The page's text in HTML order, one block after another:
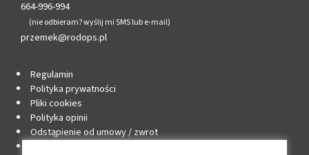
664-996-994
(nie odbieram? wyślij mi SMS lub e-mail)
przemek@rodops.pl
Regulamin
Polityka prywatności
Pliki cookies
Polityka opinii
Odstąpienie od umowy / zwrot